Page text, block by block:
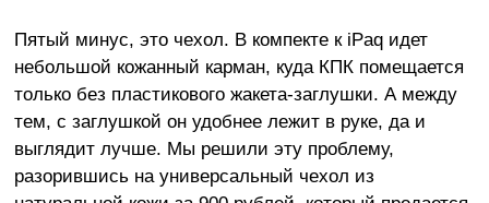
Пятый минус, это чехол. В компекте к iPaq идет
небольшой кожанный карман, куда КПК помещается
только без пластикового жакета-заглушки. А между
тем, с заглушкой он удобнее лежит в руке, да и
выглядит лучше. Мы решили эту проблему,
разорившись на универсальный чехол из